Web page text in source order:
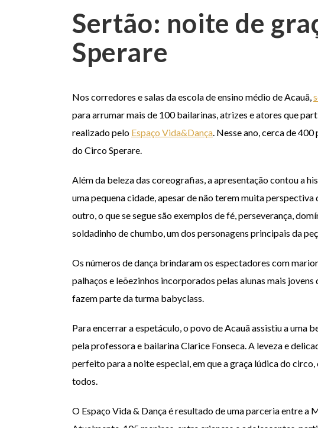
Sertão: noite de
Sperare
Nos corredores e salas da escola de ensino médio de Acauã,
para arrumar mais de 100 bailarinas, atrizes e atores que
realizado pelo Espaço Vida&Dança. Nesse ano, cerca de
do Circo Sperare.
Além da beleza das coreografias, a apresentação contou a
uma pequena cidade, apesar de não terem muita
outro, o que se segue são exemplos de fé, perseverança,
soldadinho de chumbo, um dos personagens principais da
Os números de dança brindaram os espectadores com
palhaços e leõezinhos incorporados pelas alunas mais jovens
fazem parte da turma babyclass.
Para encerrar a espetáculo, o povo de Acauã assistiu a uma
pela professora e bailarina Clarice Fonseca. A leveza e
perfeito para a noite especial, em que a graça lúdica do
todos.
O Espaço Vida & Dança é resultado de uma parceria entre a